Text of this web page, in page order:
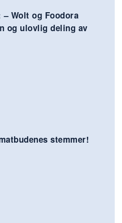
Wolt og Foodora
og ulovlig deling av
stemmer!